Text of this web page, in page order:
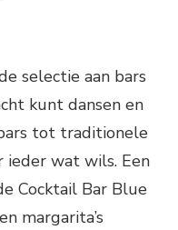
selectie aan bars
kunt dansen en
tot traditionele
ieder wat wils. Een
Cocktail Bar Blue
margarita’s